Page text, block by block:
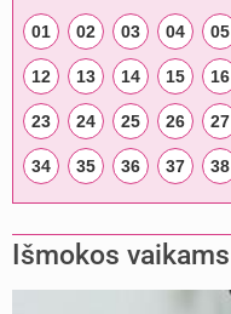
01 02 03 04 05
12 13 14 15 16
23 24 25 26 27
34 35 36 37 38
Išmokos